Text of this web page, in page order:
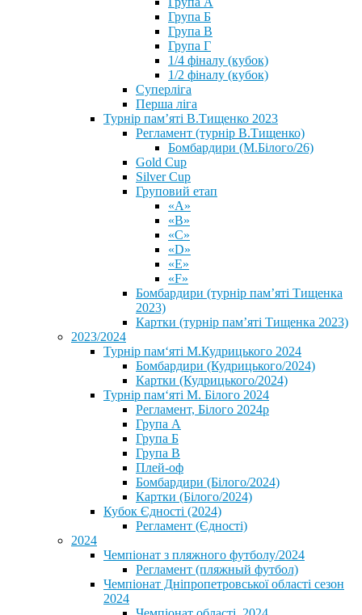
Група Б
Група В
Група Г
1/4 фіналу (кубок)
1/2 фіналу (кубок)
Суперліга
Перша ліга
Турнір пам’яті В.Тищенко 2023
Регламент (турнір В.Тищенко)
Бомбардири (М.Білого/26)
Gold Cup
Silver Cup
Груповий етап
«А»
«В»
«С»
«D»
«Е»
«F»
Бомбардири (турнір пам’яті Тищенка
2023)
Картки (турнір пам’яті Тищенка 2023)
2023/2024
⁨Турнір пам‘яті М.Кудрицького 2024
Бомбардири (Кудрицького/2024)
Картки (Кудрицького/2024)
⁨Турнір пам‘яті М. Білого 2024⁩
Регламент, Білого 2024р
Група А
Група Б
Група В
Плей-оф
Бомбардири (Білого/2024)
Картки (Білого/2024)
Кубок Єдності (2024)
Регламент (Єдності)
2024
Чемпіонат з пляжного футболу/2024
Регламент (пляжный футбол)
Чемпіонат Дніпропетровської області сезон
2024